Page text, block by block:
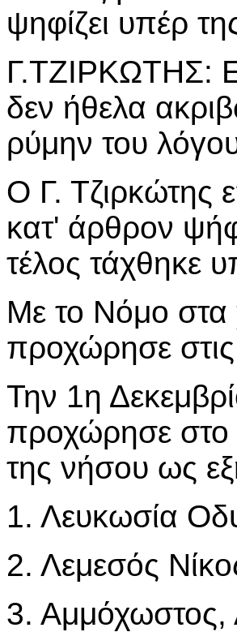
ψηφίζει υπέρ
Γ.ΤΖΙΡΚΩΤΗΣ:
δεν ήθελα
ρύμην του
Ο Γ. Τζιρκώτης
κατ' άρθρον
τέλος τάχθηκε
Με το Νόμο στα
προχώρησε
Την 1η
προχώρησε στο
της νήσου ως
1. Λευκωσία
2. Λεμεσός
3. Αμμόχωστος,